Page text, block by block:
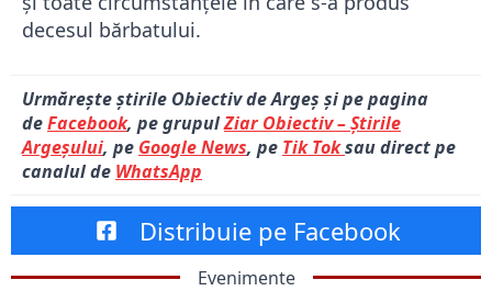
decesul bărbatului.
Urmărește știrile Obiectiv de Argeș și pe pagina
deFacebook, pe grupulZiar Obiectiv – Știrile
Argeșului, pe Google News, pe Tik Toksau direct pe
canalul de WhatsApp
Distribuie pe Facebook
Evenimente